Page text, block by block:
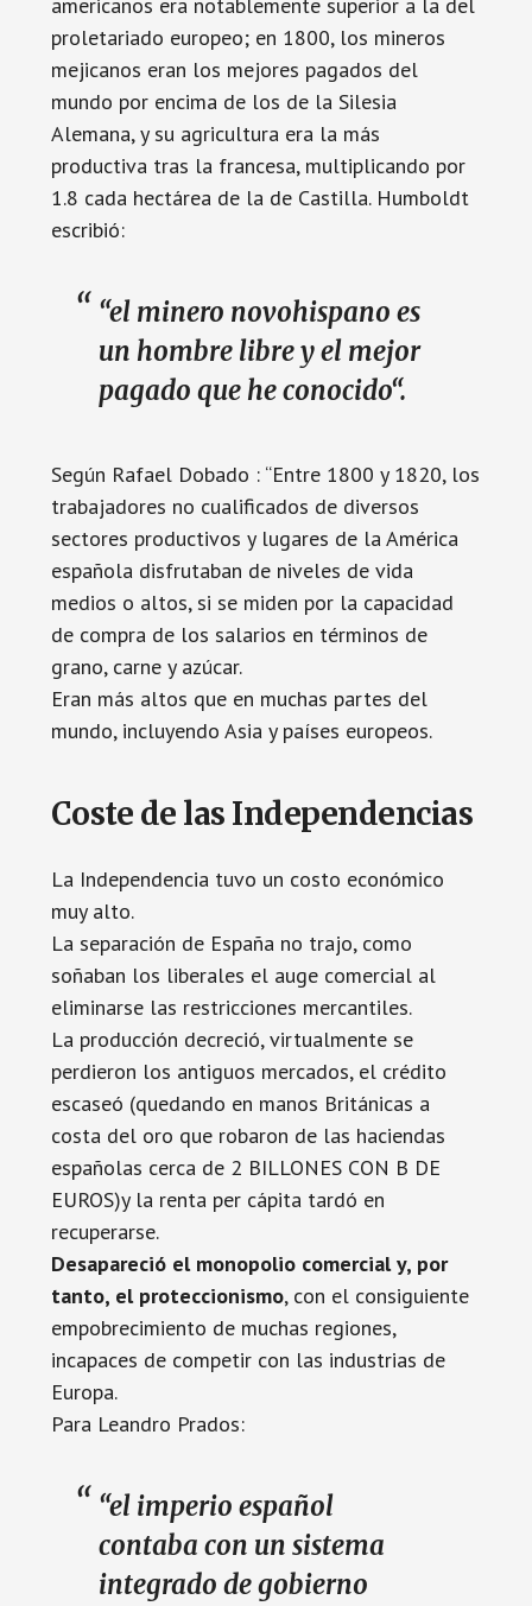
proletariado europeo; en 1800, los mineros
mejicanos eran los mejores pagados del
mundo por encima de los de la Silesia
Alemana, y su agricultura era la más
productiva tras la francesa, multiplicando por
1.8 cada hectárea de la de Castilla. Humboldt
escribió:
“el minero novohispano es
un hombre libre y el mejor
pagado que he conocido“.
Según Rafael Dobado : “Entre 1800 y 1820, los
trabajadores no cualificados de diversos
sectores productivos y lugares de la América
española disfrutaban de niveles de vida
medios o altos, si se miden por la capacidad
de compra de los salarios en términos de
grano, carne y azúcar.
Eran más altos que en muchas partes del
mundo, incluyendo Asia y países europeos.
Coste de las Independencias
La Independencia tuvo un costo económico
muy alto.
La separación de España no trajo, como
soñaban los liberales el auge comercial al
eliminarse las restricciones mercantiles.
La producción decreció, virtualmente se
perdieron los antiguos mercados, el crédito
escaseó (quedando en manos Británicas a
costa del oro que robaron de las haciendas
españolas cerca de 2 BILLONES CON B DE
EUROS)y la renta per cápita tardó en
recuperarse.
Desapareció el monopolio comercial y, por
tanto, el proteccionismo, con el consiguiente
empobrecimiento de muchas regiones,
incapaces de competir con las industrias de
Europa.
Para Leandro Prados:
“el imperio español
contaba con un sistema
integrado de gobierno